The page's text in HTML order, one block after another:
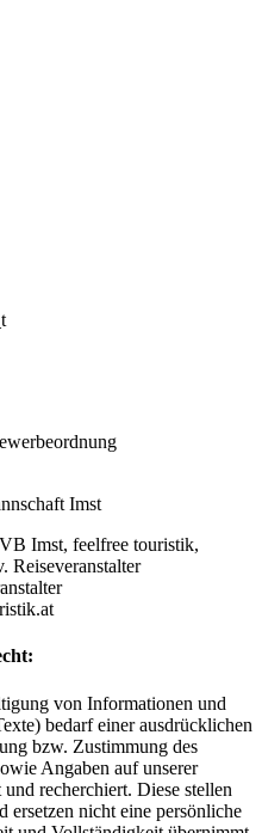
Imst
Imst, feelfree touristik,
Reiseveranstalter
von Informationen und
bedarf einer ausdrücklichen
bzw. Zustimmung des
Angaben auf unserer
recherchiert. Diese stellen
ersetzen nicht eine persönliche